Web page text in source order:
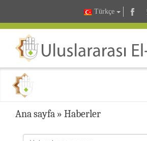
Türkçe
Ana sayfa » Haberler